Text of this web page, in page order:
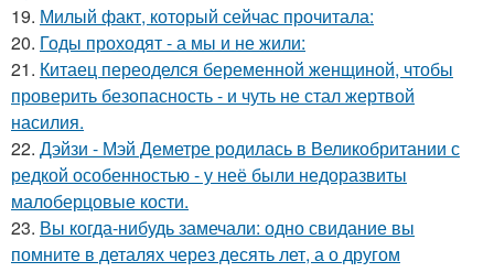
19. Милый факт, который сейчас прочитала:
20. Годы проходят - а мы и не жили:
21. Китаец переоделся беременной женщиной, чтобы
проверить безопасность - и чуть не стал жертвой
насилия.
22. Дэйзи - Мэй Деметре родилась в Великобритании с
редкой особенностью - у неё были недоразвиты
малоберцовые кости.
23. Вы когда-нибудь замечали: одно свидание вы
помните в деталях через десять лет, а о другом